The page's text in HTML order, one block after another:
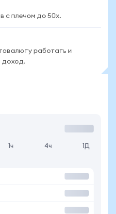
с плечом до 50x.
работать и
доход.
1ч 4ч 1Д